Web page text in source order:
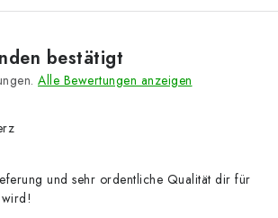
bestätigt
Alle Bewertungen anzeigen
und sehr ordentliche Qualität dir für